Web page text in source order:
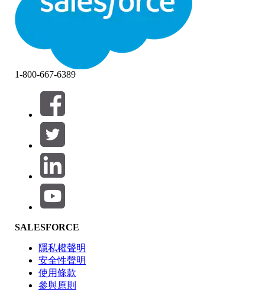
結束
篩選器 (0)
選取篩選
產品區域
功能影響
1-800-667-6389
SALESFORCE
隱私權聲明
安全性聲明
使用條款
參與原則